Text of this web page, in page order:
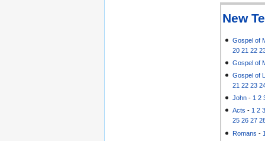
New
Gospel of
20 21 22
Gospel of
Gospel of
21 22 23
John - 1 2
Acts -1 2
25 26 27
Romans -